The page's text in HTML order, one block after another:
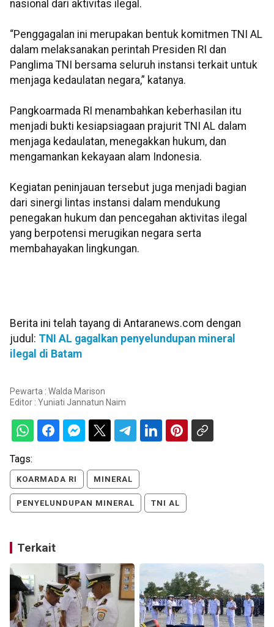
nasional dari aktivitas ilegal.
“Penggagalan ini merupakan bentuk komitmen TNI AL
dalam melaksanakan perintah Presiden RI dan
Panglima TNI bersama seluruh instansi terkait untuk
menjaga kedaulatan negara,” katanya.
Pangkoarmada RI menambahkan keberhasilan itu
menjadi bukti kesiapsiagaan prajurit TNI AL dalam
menjaga kedaulatan, menegakkan hukum, dan
mengamankan kekayaan alam Indonesia.
Kegiatan peninjauan tersebut juga menjadi bagian
dari sinergi lintas instansi dalam mendukung
penegakan hukum dan pencegahan aktivitas ilegal
yang berpotensi merugikan negara serta
membahayakan lingkungan.
Berita ini telah tayang di Antaranews.com dengan
judul: TNI AL gagalkan penyelundupan mineral
ilegal di Batam
Pewarta : Walda Marison
Editor : Yuniati Jannatun Naim
Tags:
KOARMADA RI MINERAL
PENYELUNDUPAN MINERAL TNI AL
Terkait